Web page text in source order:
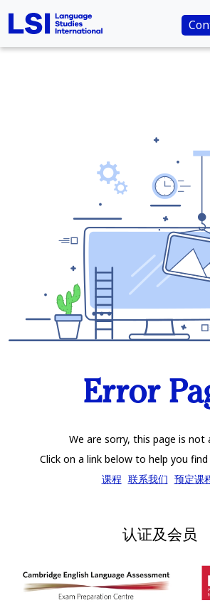
Error
We are sorry, this page is not
Click on a link below to help you
课程 联系我们 预定课
认证及会员